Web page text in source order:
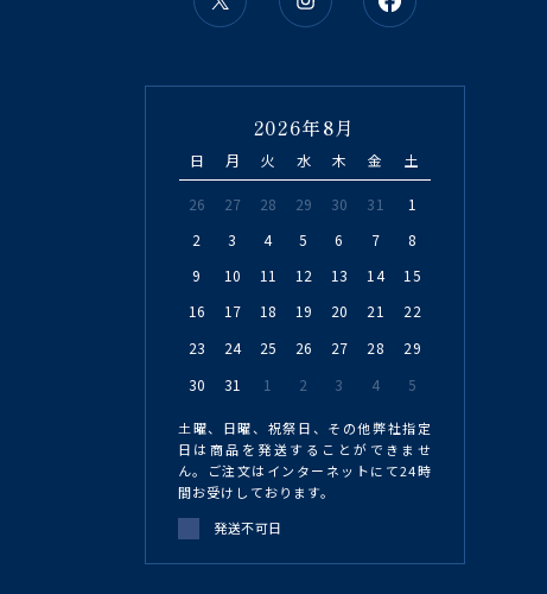
2026年8月
日 月 火 水 木 金 土
26 27 28 29 30 31
1
2
3 4 5 6 7
8
9
10 11 12 13 14
15
16
17 18 19 20 21
22
23
24 25 26 27 28
29
30
31 1 2 3 4 5
土曜、日曜、祝祭日、その他弊社指定
日は商品を発送することができませ
ん。ご注文はインターネットにて24時
間お受けしております。
発送不可日